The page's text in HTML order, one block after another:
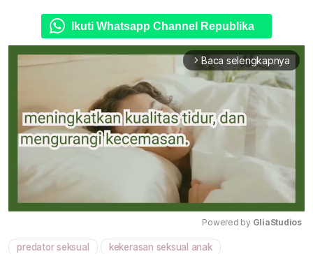
Ikuti Whatsapp Channel Republika
arrow_forward_ios Baca selengkapnya
Powered by GliaStudios
predator seksual kekerasan seksual anak